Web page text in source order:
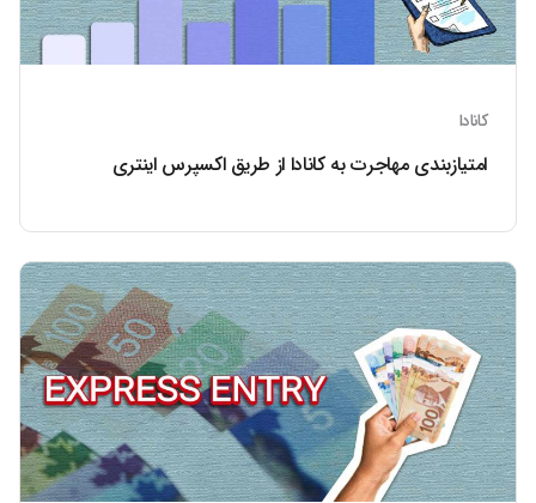
کانادا
امتیازبندی مهاجرت به کانادا از طریق اکسپرس اینتری